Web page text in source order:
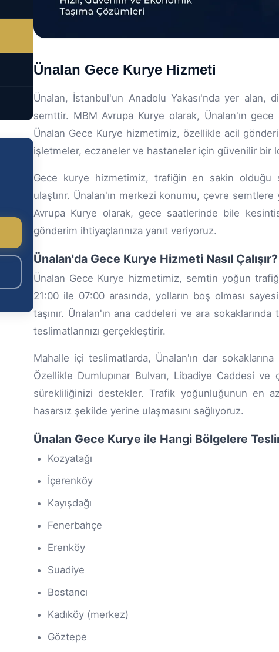
Ünalan Gece Kurye Hizmeti
Ünalan, İstanbul'un Anadolu Yakası'nda yer
semttir. MBM Avrupa Kurye olarak, Ünalan'ın
Ünalan Gece Kurye hizmetimiz, özellikle acil
işletmeler, eczaneler ve hastaneler için güvenilir bir
Gece kurye hizmetimiz, trafiğin en sakin olduğu
ulaştırır. Ünalan'ın merkezi konumu, çevre
Avrupa Kurye olarak, gece saatlerinde bile
gönderim ihtiyaçlarınıza yanıt veriyoruz.
Ünalan'da Gece Kurye Hizmeti Nasıl Çalışır?
Ünalan Gece Kurye hizmetimiz, semtin yoğun
21:00 ile 07:00 arasında, yolların boş olması
taşınır. Ünalan'ın ana caddeleri ve ara
teslimatlarınızı gerçekleştirir.
Mahalle içi teslimatlarda, Ünalan'ın dar
Özellikle Dumlupınar Bulvarı, Libadiye Caddesi
sürekliliğinizi destekler. Trafik yoğunluğunun en
hasarsız şekilde yerine ulaşmasını sağlıyoruz.
Ünalan Gece Kurye ile Hangi Bölgelere
Kozyatağı
İçerenköy
Kayışdağı
Fenerbahçe
Erenköy
Suadiye
Bostancı
Kadıköy (merkez)
Göztepe